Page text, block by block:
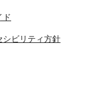
ド
シビリティ方針